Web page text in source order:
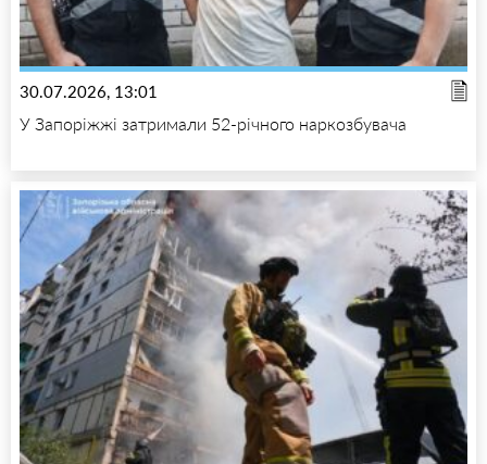
30.07.2026, 13:01
У Запоріжжі затримали 52-річного наркозбувача